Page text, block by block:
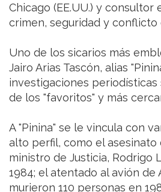
Chicago (EE.UU.) y consultor
crimen, seguridad y conflicto
Uno de los sicarios más
Jairo Arias Tascón, alias
investigaciones periodísticas
de los "favoritos" y más
A "Pinina" se le vincula con
alto perfil, como el asesinato
ministro de Justicia, Rodrigo
1984; el atentado al avión de
murieron 110 personas en